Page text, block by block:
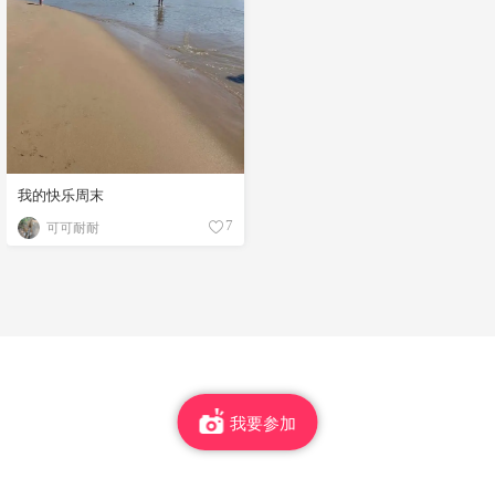
我的快乐周末
可可耐耐 7
我要参加